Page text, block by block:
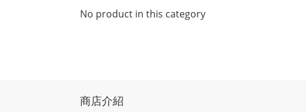
No product in this category
商店介紹